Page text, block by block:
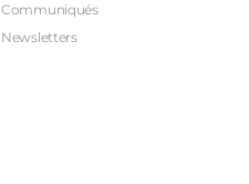
Communiqués
Newsletters